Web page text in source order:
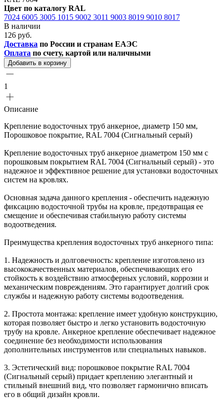
Цвет по каталогу RAL
7024 6005 3005 1015 9002 3011 9003 8019 9010 8017
В наличии
126 руб.
Доставка по России и странам ЕАЭС
Оплата по счету, картой или наличными
Добавить в корзину
1
Описание
Крепление водосточных труб анкерное, диаметр 150 мм,
Порошковое покрытие, RAL 7004 (Сигнальный серый)
Крепление водосточных труб анкерное диаметром 150 мм с
порошковым покрытием RAL 7004 (Сигнальный серый) - это
надежное и эффективное решение для установки водосточных
систем на кровлях.
Основная задача данного крепления - обеспечить надежную
фиксацию водосточной трубы на кровле, предотвращая ее
смещение и обеспечивая стабильную работу системы
водоотведения.
Преимущества крепления водосточных труб анкерного типа:
1. Надежность и долговечность: крепление изготовлено из
высококачественных материалов, обеспечивающих его
стойкость к воздействию атмосферных условий, коррозии и
механическим повреждениям. Это гарантирует долгий срок
службы и надежную работу системы водоотведения.
2. Простота монтажа: крепление имеет удобную конструкцию,
которая позволяет быстро и легко установить водосточную
трубу на кровле. Анкерное крепление обеспечивает надежное
соединение без необходимости использования
дополнительных инструментов или специальных навыков.
3. Эстетический вид: порошковое покрытие RAL 7004
(Сигнальный серый) придает креплению элегантный и
стильный внешний вид, что позволяет гармонично вписать
его в общий дизайн кровли.